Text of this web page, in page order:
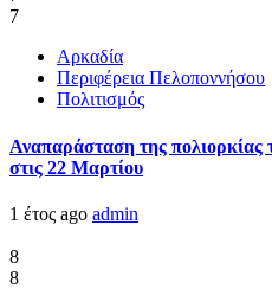
7
Αρκαδία
Περιφέρεια Πελοποννήσου
Πολιτισμός
Αναπαράσταση της
στις 22 Μαρτίου
1 έτος ago admin
8
8